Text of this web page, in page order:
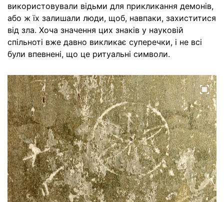
використовували відьми для прикликання демонів,
або ж їх залишали люди, щоб, навпаки, захиститися
від зла. Хоча значення цих знаків у науковій
спільноті вже давно викликає суперечки, і не всі
були впевнені, що це ритуальні символи.